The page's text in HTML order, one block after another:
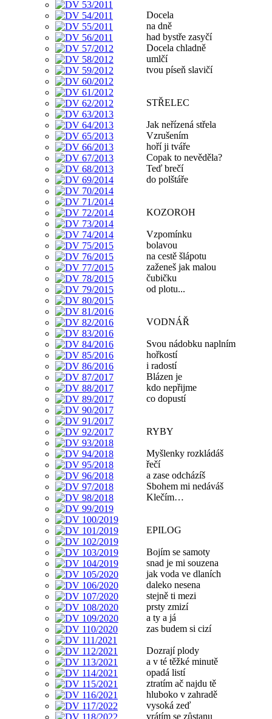
Docela
na dně
had bystře zasyčí
Docela chladně
umlčí
tvou píseň slavičí
STŘELEC
Jak neřízená střela
Vzrušením
hoří ji tváře
Copak to nevěděla?
Teď brečí
do polštáře
KOZOROH
Vzpomínku
bolavou
na cestě šlápotu
zaženeš jak malou
čubičku
od plotu...
VODNÁŘ
Svou nádobku naplním
hořkostí
i radostí
Blázen je
kdo nepřijme
co dopustí
RYBY
Myšlenky rozkládáš
řečí
a zase odcházíš
Sbohem mi nedáváš
Klečím…
EPILOG
Bojím se samoty
snad je mi souzena
jak voda ve dlaních
daleko nesena
stejně ti mezi
prsty zmizí
a ty a já
zas budem si cizí
Dozrají plody
a v té těžké minutě
opadá listí
ztratím ač najdu tě
hluboko v zahradě
vysoká zeď
vrátím se zůstanu